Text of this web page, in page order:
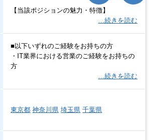
【当該ポジションの魅力・特徴】
…続きを読む
■以下いずれのご経験をお持ちの方
・IT業界における営業のご経験をお持ちの
方
…続きを読む
東京都 神奈川県 埼玉県 千葉県